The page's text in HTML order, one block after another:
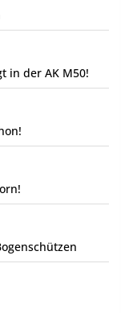
in der AK M50!